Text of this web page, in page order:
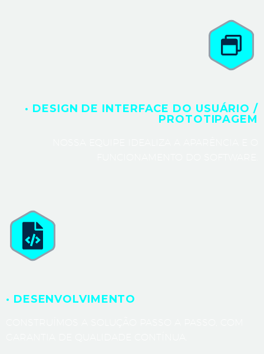
· DESIGN DE INTERFACE DO USUÁRIO /
PROTOTIPAGEM
· DESENVOLVIMENTO